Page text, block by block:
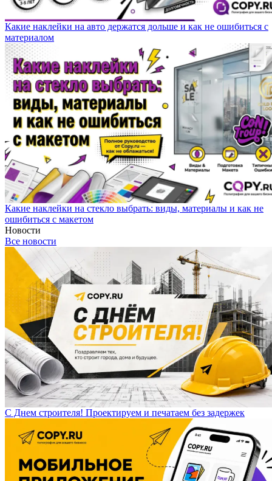
Какие наклейки на авто держатся дольше и как не ошибиться с
материалом
Какие наклейки на стекло выбрать: виды, материалы и как не
ошибиться с макетом
Новости
Все новости
С Днем строителя! Проектируем и печатаем без задержек